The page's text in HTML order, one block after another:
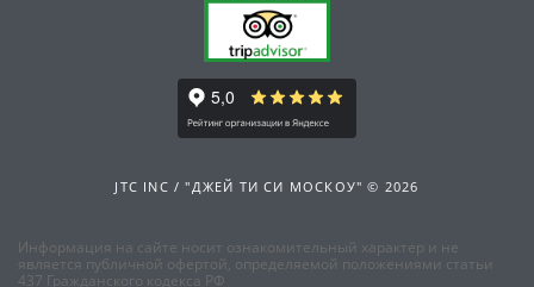
JTC INC / "ДЖЕЙ ТИ СИ МОСКОУ" © 2026
Информация на сайте носит ознакомительный характер и не
является публичной офертой, определяемой положениями статьи
437 Гражданского кодекса РФ